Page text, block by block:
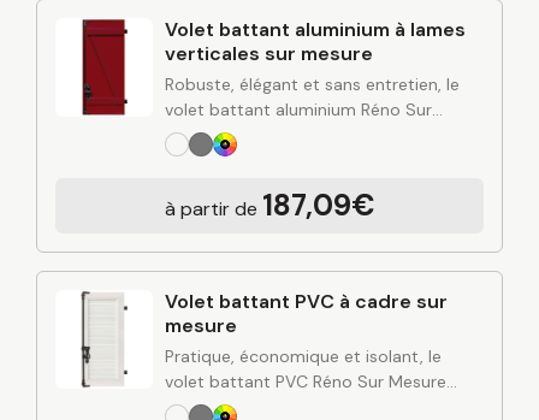
Volet battant aluminium à lames
verticales sur mesure
Robuste, élégant et sans entretien, le
volet battant aluminium Réno Sur
Mesure apporte une solution durable
pour protéger et valoriser votre
rigidité de l’aluminium et finitions…
à partir de 187,09€
Volet battant PVC à cadre sur
mesure
Pratique, économique et isolant, le
volet battant PVC Réno Sur Mesure
combine simplicité d’entretien, bonne